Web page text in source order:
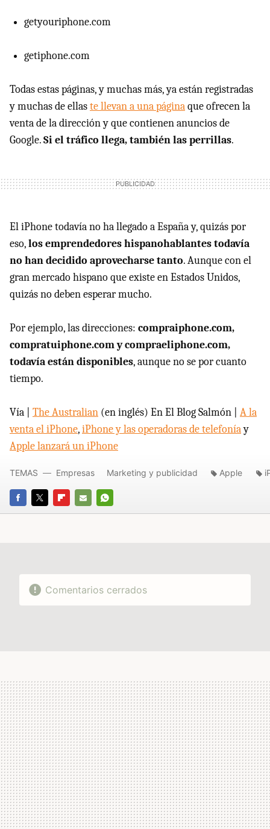
getyouriphone.com
getiphone.com
Todas estas páginas, y muchas más, ya están registradas
y muchas de ellaste llevan a una páginaque ofrecen la
venta de la dirección y que contienen anuncios de
Google.Si el tráfico llega, también las perrillas.
El iPhone todavía no ha llegado a España y, quizás por
eso,los emprendedores hispanohablantes todavía
no han decidido aprovecharse tanto. Aunque con el
gran mercado hispano que existe en Estados Unidos,
quizás no deben esperar mucho.
Por ejemplo, las direcciones: compraiphone.com,
compratuiphone.com y compraeliphone.com,
todavía están disponibles, aunque no se por cuanto
tiempo.
Vía | The Australian (en inglés) En El Blog Salmón | A la
venta el iPhone,iPhone y las operadoras de telefoníay
Apple lanzará un iPhone
FACEBOOK
TWITTERFLIPBOARD
E-
WHATSAPP
TEMAS Empresas Marketing y publicidad Apple
Comentarios cerrados